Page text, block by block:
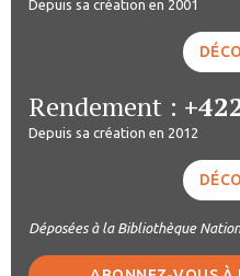
Depuis sa création en 2001
Rendement :
Depuis sa création en 2012
Déposées à la Bibliothèque